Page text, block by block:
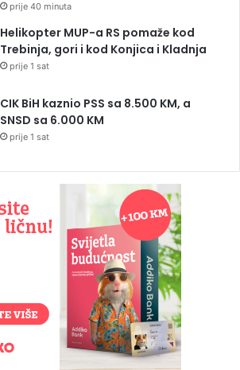
prije 40 minuta
Helikopter MUP-a RS pomaže kod
Trebinja, gori i kod Konjica i Kladnja
prije 1 sat
CIK BiH kaznio PSS sa 8.500 KM, a
SNSD sa 6.000 KM
prije 1 sat